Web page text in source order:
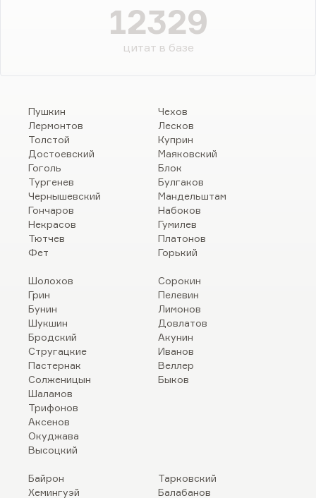
12329
цитат в базе
Пушкин
Лермонтов
Толстой
Достоевский
Гоголь
Тургенев
Чернышевский
Гончаров
Некрасов
Тютчев
Фет
Чехов
Лесков
Куприн
Маяковский
Блок
Булгаков
Мандельштам
Набоков
Гумилев
Платонов
Горький
Шолохов
Грин
Бунин
Шукшин
Бродский
Стругацкие
Пастернак
Солженицын
Шаламов
Трифонов
Аксенов
Окуджава
Высоцкий
Сорокин
Пелевин
Лимонов
Довлатов
Акунин
Иванов
Веллер
Быков
Байрон
Хемингуэй
Тарковский
Балабанов